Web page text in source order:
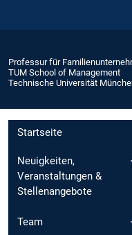
Professur für
TUM School of Management
Technische Universität
Startseite
Neuigkeiten,
Veranstaltungen &
Stellenangebote
Team